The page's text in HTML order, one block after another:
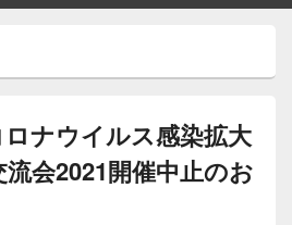
ロナウイルス感染拡大
会2021開催中止のお